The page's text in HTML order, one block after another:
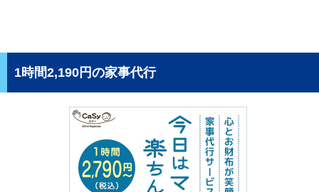
1時間2,190円の家事代行